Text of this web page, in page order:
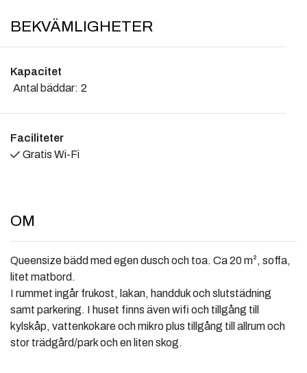
BEKVÄMLIGHETER
Kapacitet
Antal bäddar: 2
Faciliteter
Gratis Wi-Fi
OM
Queensize bädd med egen dusch och toa. Ca 20 m², soffa,
litet matbord.
I rummet ingår frukost, lakan, handduk och slutstädning
samt parkering. I huset finns även wifi och tillgång till
kylskåp, vattenkokare och mikro plus tillgång till allrum och
stor trädgård/park och en liten skog.